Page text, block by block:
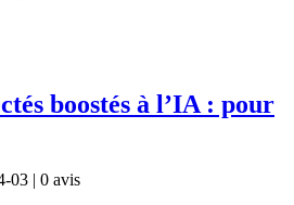
boostés à l’IA : pour
03 | 0 avis